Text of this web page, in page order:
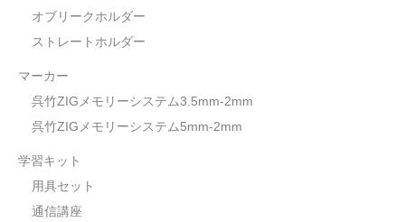
オブリークホルダー
ストレートホルダー
マーカー
呉竹ZIGメモリーシステム3.5mm-2mm
呉竹ZIGメモリーシステム5mm-2mm
学習キット
用具セット
通信講座